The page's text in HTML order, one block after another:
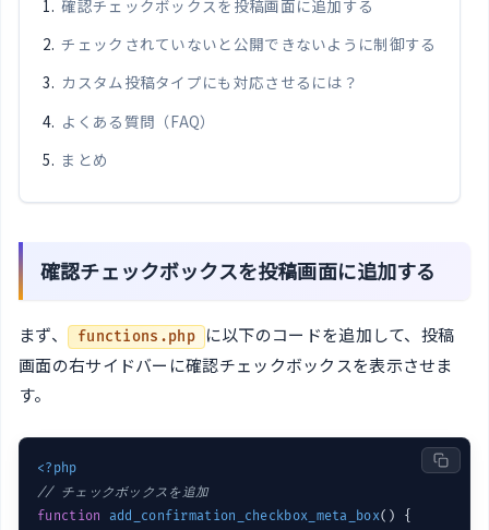
確認チェックボックスを投稿画面に追加する
チェックされていないと公開できないように制御する
カスタム投稿タイプにも対応させるには？
よくある質問（FAQ）
まとめ
確認チェックボックスを投稿画面に追加する
まず、 functions.php に以下のコードを追加して、投稿
画面の右サイドバーに確認チェックボックスを表示させま
す。
<?php
// チェックボックスを追加
function
add_confirmation_checkbox_meta_box()
{